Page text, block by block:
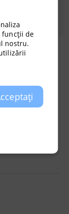
de CO2în zonă,
crește mai
manuală,
consum mai
funcții de
nostru.